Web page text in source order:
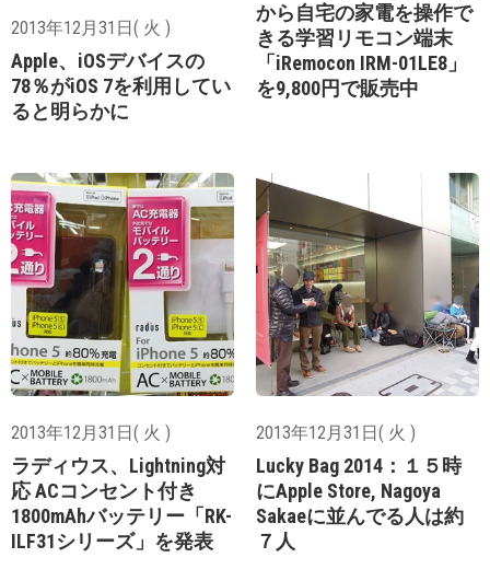
2013年12月31日( 火 )
Apple、iOSデバイスの
78％がiOS 7を利用してい
ると明らかに
から自宅の家電を操作で
きる学習リモコン端末
「iRemocon IRM-01LE8」
を9,800円で販売中
2013年12月31日( 火 )
ラディウス、Lightning対
応 ACコンセント付き
1800mAhバッテリー「RK-
ILF31シリーズ」を発表
2013年12月31日( 火 )
Lucky Bag 2014：１５時
にApple Store, Nagoya
Sakaeに並んでる人は約
７人